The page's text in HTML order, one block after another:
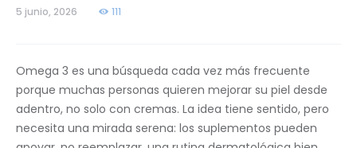
5 junio, 2026 111
Omega 3 es una búsqueda cada vez más frecuente
porque muchas personas quieren mejorar su piel desde
adentro, no solo con cremas. La idea tiene sentido, pero
necesita una mirada serena: los suplementos pueden